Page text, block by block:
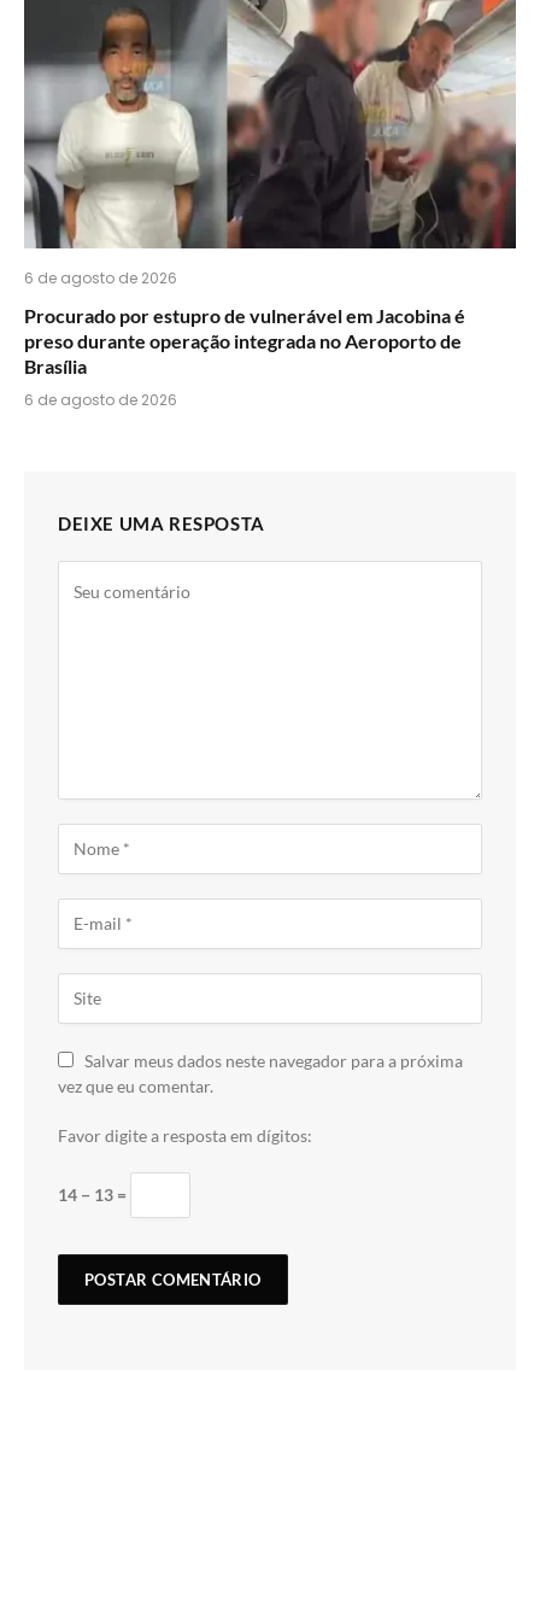
6 de agosto de 2026
Procurado por estupro de vulnerável em Jacobina é
preso durante operação integrada no Aeroporto de
Brasília
6 de agosto de 2026
DEIXE UMA RESPOSTA
Salvar meus dados neste navegador para a próxima
vez que eu comentar.
Favor digite a resposta em dígitos:
14 − 13 =